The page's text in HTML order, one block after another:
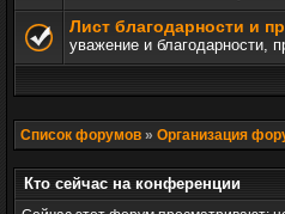
Лист благодарности и
уважение и благодарности,
Список форумов » Организация
Кто сейчас на конференции